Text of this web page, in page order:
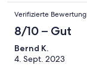
Verifizierte Bewertung
8/10 – Gut
Bernd K.
4. Sept. 2023